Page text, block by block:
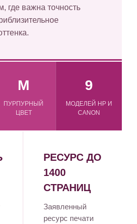
где важна точность
M
ПУРПУРНЫЙ
ЦВЕТ
9
МОДЕЛЕЙ HP И
CANON
РЕСУРС ДО
1400
СТРАНИЦ
Заявленный
ресурс печати